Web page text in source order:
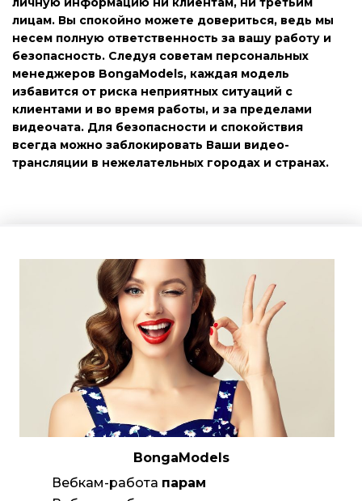
лицам. Вы спокойно можете довериться, ведь мы
несем полную ответственность за вашу работу и
безопасность. Следуя советам персональных
менеджеров BongaModels, каждая модель
избавится от риска неприятных ситуаций с
клиентами и во время работы, и за пределами
видеочата. Для безопасности и спокойствия
всегда можно заблокировать Ваши видео-
трансляции в нежелательных городах и странах.
BongaModels
Вебкам-работа парам